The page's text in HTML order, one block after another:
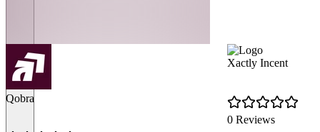
Qobra
Xactly Incent
0 Reviews